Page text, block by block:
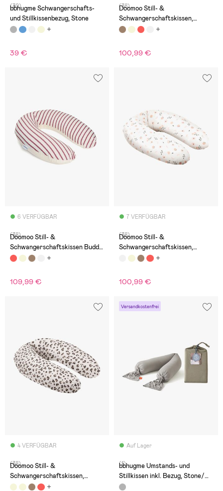
(30)
bbhugme Schwangerschafts-
und Stillkissenbezug, Stone
39 €
(38)
Doomoo Still- &
Schwangerschaftskissen,
Dunkler Leopard
100,99 €
6 VERFÜGBAR
(38)
Doomoo Still- &
Schwangerschaftskissen Buddy
Polka, Creme
109,99 €
7 VERFÜGBAR
(38)
Doomoo Still- &
Schwangerschaftskissen,
Pfirsich
100,99 €
4 VERFÜGBAR
(38)
Doomoo Still- &
Schwangerschaftskissen,
Leopard
Versandkostenfrei
Auf Lager
(1)
bbhugme Umstands- und
Stillkissen inkl. Bezug, Stone/
Dusty Olive